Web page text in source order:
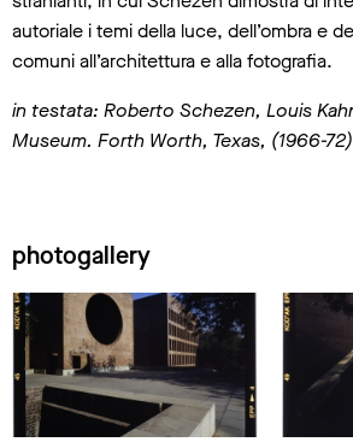
autoriale i temi della luce, dell’ombra e
comuni all’architettura e alla fotografia.
in testata: Roberto Schezen, Louis
Museum. Forth Worth, Texas, (1966-
photogallery